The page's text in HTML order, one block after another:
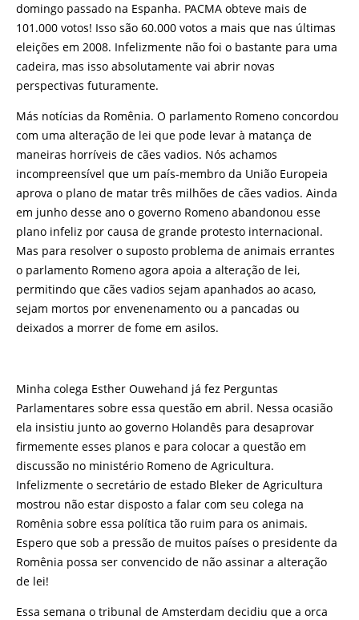
domingo passado na Espanha. PACMA obteve mais de
101.000 votos! Isso são 60.000 votos a mais que nas últimas
eleições em 2008. Infelizmente não foi o bastante para uma
cadeira, mas isso absolutamente vai abrir novas
perspectivas futuramente.
Más notícias da Romênia. O parlamento Romeno concordou
com uma alteração de lei que pode levar à matança de
maneiras horríveis de cães vadios. Nós achamos
incompreensível que um país-membro da União Europeia
aprova o plano de matar três milhões de cães vadios. Ainda
em junho desse ano o governo Romeno abandonou esse
plano infeliz por causa de grande protesto internacional.
Mas para resolver o suposto problema de animais errantes
o parlamento Romeno agora apoia a alteração de lei,
permitindo que cães vadios sejam apanhados ao acaso,
sejam mortos por envenenamento ou a pancadas ou
deixados a morrer de fome em asilos.
Minha colega Esther Ouwehand já fez Perguntas
Parlamentares sobre essa questão em abril. Nessa ocasião
ela insistiu junto ao governo Holandês para desaprovar
firmemente esses planos e para colocar a questão em
discussão no ministério Romeno de Agricultura.
Infelizmente o secretário de estado Bleker de Agricultura
mostrou não estar disposto a falar com seu colega na
Romênia sobre essa política tão ruim para os animais.
Espero que sob a pressão de muitos países o presidente da
Romênia possa ser convencido de não assinar a alteração
de lei!
Essa semana o tribunal de Amsterdam decidiu que a orca